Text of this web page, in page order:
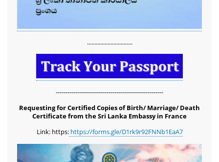
...............................
-------------------------------------------------------
Requesting for Certified Copies of Birth/ Marriage/ Death
Certificate from the Sri Lanka Embassy in France
Link: https:https://forms.gle/D1rk9r92FNNb1EaA7